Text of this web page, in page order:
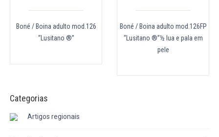
Boné / Boina adulto mod.126
“Lusitano ®”
Boné / Boina adulto mod.126FP
“Lusitano ®”½ lua e pala em
pele
Categorias
Artigos regionais